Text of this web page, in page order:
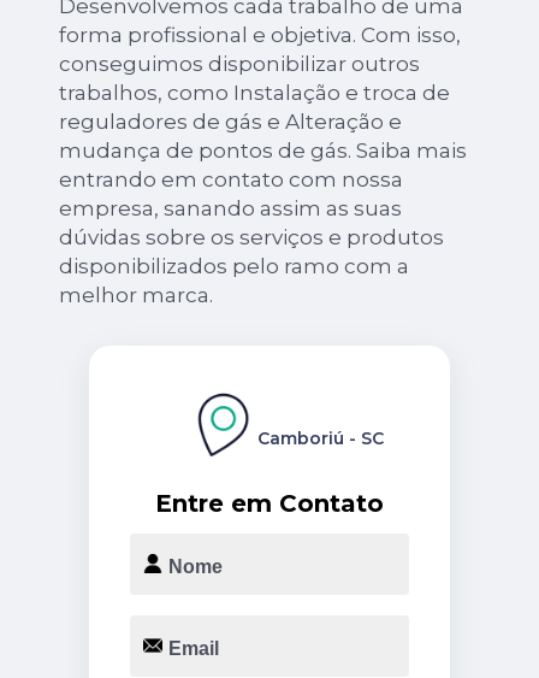
Desenvolvemos cada trabalho de uma
forma profissional e objetiva. Com isso,
conseguimos disponibilizar outros
trabalhos, como Instalação e troca de
reguladores de gás e Alteração e
mudança de pontos de gás. Saiba mais
entrando em contato com nossa
empresa, sanando assim as suas
dúvidas sobre os serviços e produtos
disponibilizados pelo ramo com a
melhor marca.
Entre em Contato
Camboriú - SC